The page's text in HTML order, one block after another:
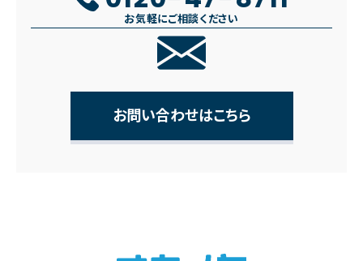
お気軽にご相談ください
お問い合わせはこちら